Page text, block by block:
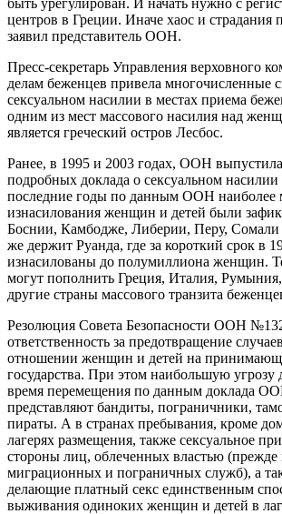
центров в Греции. Иначе хаос и
заявил представитель ООН.
Пресс-секретарь Управления верховного
делам беженцев привела многочисленные
сексуальном насилии в местах приема
одним из мест массового насилия над
является греческий остров Лесбос.
Ранее, в 1995 и 2003 годах, ООН
подробных доклада о сексуальном
последние годы по данным ООН наиболее
изнасилования женщин и детей были
Боснии, Камбодже, Либерии, Перу, Сомали
же держит Руанда, где за короткий срок в
изнасилованы до полумиллиона женщин.
могут пополнить Греция, Италия,
другие страны массового транзита
Резолюция Совета Безопасности ООН
ответственность за предотвращение
отношении женщин и детей на
государства. При этом наибольшую угрозу
время перемещения по данным доклада
представляют бандиты, пограничники,
пираты. А в странах пребывания, кроме
лагерях размещения, также сексуальное
стороны лиц, облеченных властью (прежде
миграционных и пограничных служб), а
делающие платный секс единственным
выживания одиноких женщин и детей в